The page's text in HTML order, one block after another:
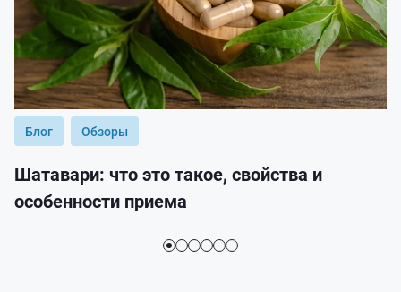
Блог Обзоры
Шатавари: что это такое, свойства и
особенности приема